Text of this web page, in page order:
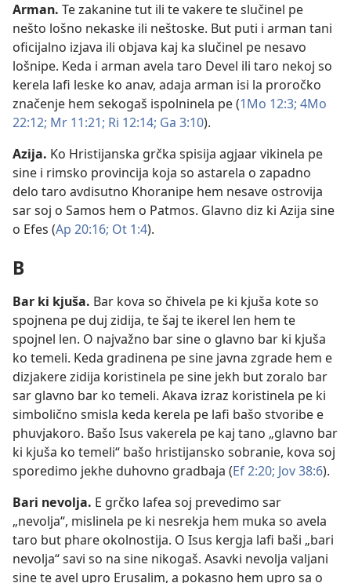
Arman. Te zakanine tut ili te vakere te slučinel pe
nešto lošno nekaske ili neštoske. But puti i arman tani
oficijalno izjava ili objava kaj ka slučinel pe nesavo
lošnipe. Keda i arman avela taro Devel ili taro nekoj so
kerela lafi leske ko anav, adaja arman isi la proročko
značenje hem sekogaš ispolninela pe (1Mo 12:3; 4Mo
22:12; Mr 11:21; Ri 12:14; Ga 3:10).
Azija. Ko Hristijanska grčka spisija agjaar vikinela pe
sine i rimsko provincija koja so astarela o zapadno
delo taro avdisutno Khoranipe hem nesave ostrovija
sar soj o Samos hem o Patmos. Glavno diz ki Azija sine
o Efes (Ap 20:16; Ot 1:4).
B
Bar ki kjuša. Bar kova so čhivela pe ki kjuša kote so
spojnena pe duj zidija, te šaj te ikerel len hem te
spojnel len. O najvažno bar sine o glavno bar ki kjuša
ko temeli. Keda gradinena pe sine javna zgrade hem e
dizjakere zidija koristinela pe sine jekh but zoralo bar
sar glavno bar ko temeli. Akava izraz koristinela pe ki
simbolično smisla keda kerela pe lafi bašo stvoribe e
phuvjakoro. Bašo Isus vakerela pe kaj tano „glavno bar
ki kjuša ko temeli“ bašo hristijansko sobranie, kova soj
sporedimo jekhe duhovno gradbaja (Ef 2:20; Jov 38:6).
Bari nevolja. E grčko lafea soj prevedimo sar
„nevolja“, mislinela pe ki nesrekja hem muka so avela
taro but phare okolnostija. O Isus kergja lafi baši „bari
nevolja“ savi so na sine nikogaš. Asavki nevolja valjani
sine te avel upro Erusalim, a pokasno hem upro sa o